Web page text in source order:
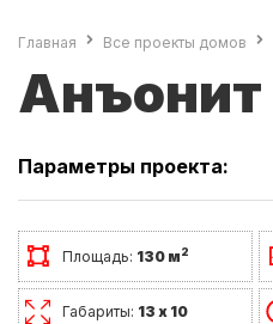
Главная Все проекты домов
Анъонит
Параметры проекта:
Площадь: 130 м2
Габариты: 13 х 10